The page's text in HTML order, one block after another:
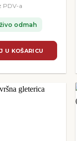
PDV-a
odmah
U KOŠARICU